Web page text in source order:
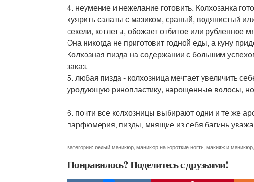
4. неумение и нежелание готовить. Колхозанка
хуярить салаты с мазиком, сраный, водянистый
секели, котлеты, обожает отбитое или рубленное
Она никогда не приготовит годной еды, а куну
Колхозная пизда на содержании с большим
заказ.
5. любая пизда - колхозница мечтает увеличить
уродующую ринопластику, нарощенные волосы,
6. почти все колхозницы выбирают одни и те же
парфюмерия, пизды, мнящие из себя багинь
Категории: белый маникюр маникюр на короткие ногти макияж и маникюр
Понравилось? Поделитесь с друзьями!